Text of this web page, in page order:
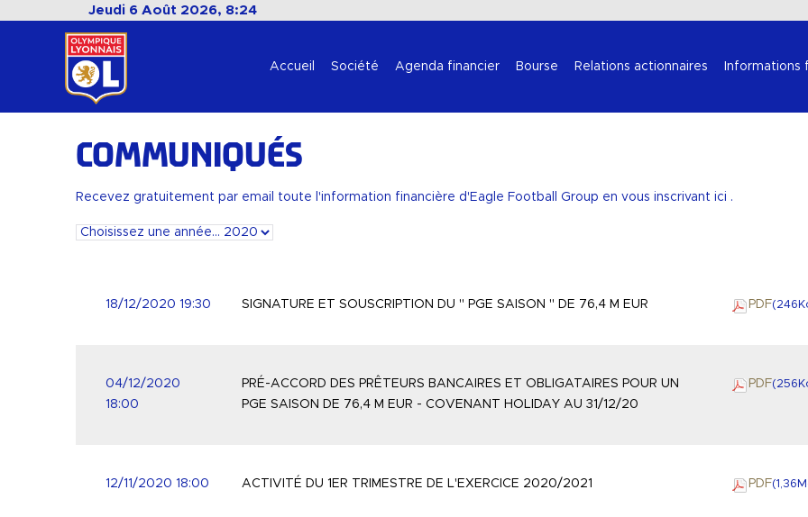
Jeudi 6 Août 2026, 8:24
Accueil Société Agenda financier Bourse Relations actionnaires Informations
Communiqués
Recevez gratuitement par email toute l'information financière d'Eagle Football Group en vous inscrivant ici .
18/12/2020 19:30 SIGNATURE ET SOUSCRIPTION DU " PGE SAISON " DE 76,4 M EUR PDF(246
04/12/2020
18:00
PRÉ-ACCORD DES PRÊTEURS BANCAIRES ET OBLIGATAIRES POUR UN
PGE SAISON DE 76,4 M EUR - COVENANT HOLIDAY AU 31/12/20
PDF(256
12/11/2020 18:00 ACTIVITÉ DU 1ER TRIMESTRE DE L'EXERCICE 2020/2021 PDF(1,36